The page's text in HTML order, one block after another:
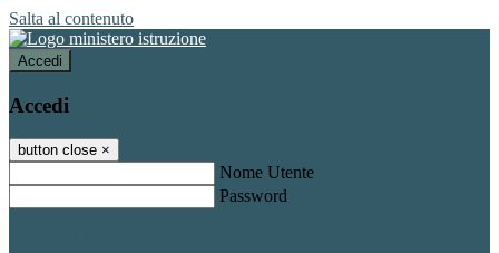
Salta al contenuto
Accedi
Accedi
button close ×
Nome Utente
Password